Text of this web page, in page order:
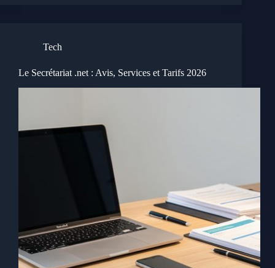
Tech
Le Secrétariat .net : Avis, Services et Tarifs 2026